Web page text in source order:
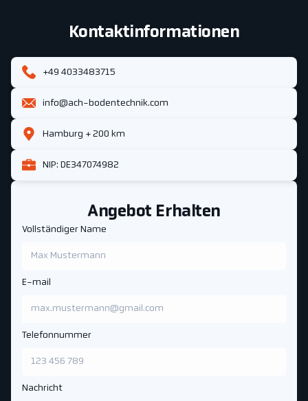
Angebot Erhalten
Vollständiger Name
E-mail
Telefonnummer
Nachricht
Kontaktinformationen
+49 4033483715
info@ach-bodentechnik.com
Hamburg + 200 km
NIP: DE347074982